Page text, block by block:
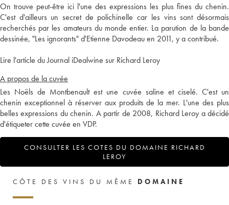
On trouve peut-être ici l'une des expressions les plus fines du chenin.
C'est d'ailleurs un secret de polichinelle car les vins sont désormais
recherchés par les amateurs du monde entier. La parution de la bande
dessinée, "Les ignorants" d'Etienne Davodeau en 2011, y a contribué.
Lire l'article du Journal iDealwine sur Richard Leroy
A propos de la cuvée
Les Noëls de Montbenault est une cuvée saline et ciselé. C'est un
chenin exceptionnel à réserver aux produits de la mer. L'une des plus
belles expressions du chenin. A partir de 2008, Richard Leroy a décidé
d'étiqueter cette cuvée en VDP.
CONSULTER LES COTES DU DOMAINE RICHARD
LEROY
CÔTE DES VINS DU MÊME DOMAINE